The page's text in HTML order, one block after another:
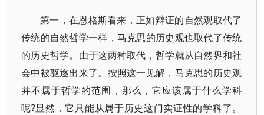
第一，在恩格斯看来，正如辩证的自然观取代了
传统的自然哲学一样，马克思的历史观也取代了传统
的历史哲学。由于这两种取代，哲学就从自然界和社
会中被驱逐出来了。按照这一见解，马克思的历史观
并不属于哲学的范围，那么，它应该属于什么学科
呢?显然，它只能从属于历史这门实证性的学科了。